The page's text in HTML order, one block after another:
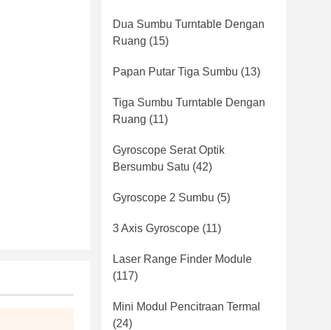
Dua Sumbu Turntable Dengan
Ruang (15)
Papan Putar Tiga Sumbu (13)
Tiga Sumbu Turntable Dengan
Ruang (11)
Gyroscope Serat Optik
Bersumbu Satu (42)
Gyroscope 2 Sumbu (5)
3 Axis Gyroscope (11)
Laser Range Finder Module
(117)
Mini Modul Pencitraan Termal
(24)